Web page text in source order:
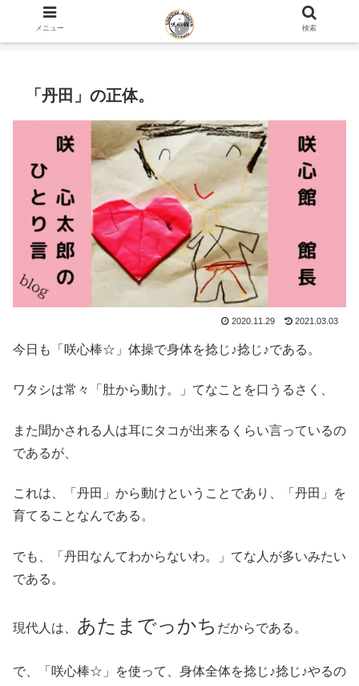
ホーム 咲心館 館長 咲 心太郎のひとり言 blog
「丹田」の正体。
2020.11.29 2021.03.03
今日も「咲心棒☆」体操で身体を捻じ♪捻じ♪である。
ワタシは常々「肚から動け。」てなことを口うるさく、
また聞かされる人は耳にタコが出来るくらい言っているの
であるが、
これは、「丹田」から動けということであり、「丹田」を
育てることなんである。
でも、「丹田なんてわからないわ。」てな人が多いみたい
である。
現代人は、 あたまでっかち だからである。
で、「咲心棒☆」を使って、身体全体を捻じ♪捻じ♪やるの
メニュー 検索